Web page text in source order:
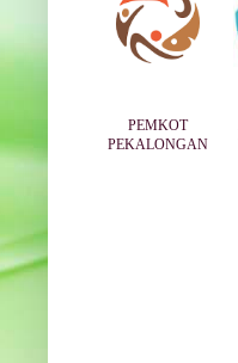
PEMKOT
PEKALONGAN